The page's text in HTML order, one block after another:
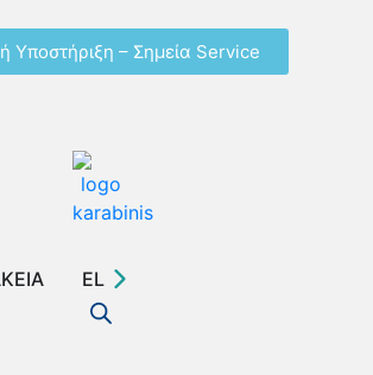
Υποστήριξη – Σημεία Service
EL